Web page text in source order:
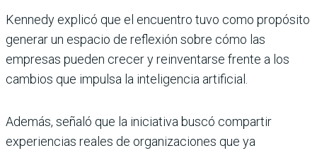
Kennedy explicó que el encuentro tuvo como propósito
generar un espacio de reflexión sobre cómo las
empresas pueden crecer y reinventarse frente a los
cambios que impulsa la inteligencia artificial.
Además, señaló que la iniciativa buscó compartir
experiencias reales de organizaciones que ya